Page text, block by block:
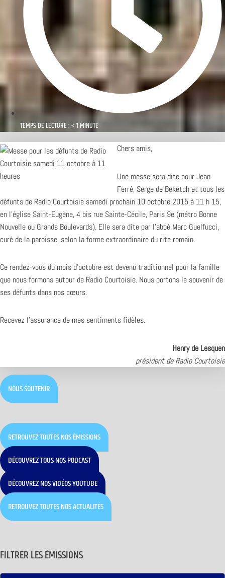
TEMPS DE LECTURE : < 1 MINUTE
Chers amis,
Une messe sera dite pour Jean
Ferré, Serge de Beketch et tous les
défunts de Radio Courtoisie samedi prochain 10 octobre 2015 à 11 h 15,
en l’église Saint-Eugène, 4 bis rue Sainte-Cécile, Paris 9e (métro Bonne
Nouvelle ou Grands Boulevards). Elle sera dite par l’abbé Marc Guelfucci,
curé de la paroisse, selon la forme extraordinaire du rite romain.
Ce rendez-vous du mois d’octobre est devenu traditionnel pour la famille
que nous formons autour de Radio Courtoisie. Nous portons le souvenir de
ses défunts dans nos cœurs.
Recevez l’assurance de mes sentiments fidèles.
Henry de Lesquen
président de Radio Courtoisie
NOUS SOUTENIR
RETROUVEZ TOUTES NOS ÉMISSIONS
DÉCOUVREZ TOUS NOS PODCAST
DÉCOUVREZ NOS VIDÉOS YOUTUBE
RETROUVEZ TOUTES NOS ACTUALITÉS
FILTRER LES ÉMISSIONS